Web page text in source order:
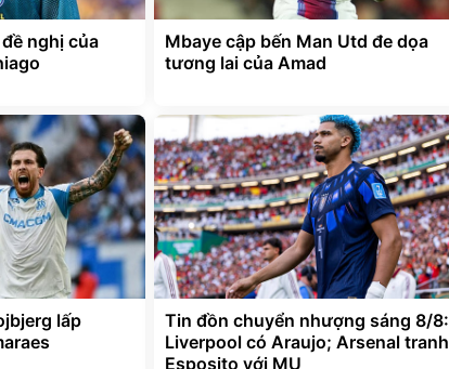
nghị của
Mbaye cập bến Man Utd đe dọa
tương lai của Amad
lấp
Tin đồn chuyển nhượng sáng 8/8:
Liverpool có Araujo; Arsenal tranh
Esposito với MU